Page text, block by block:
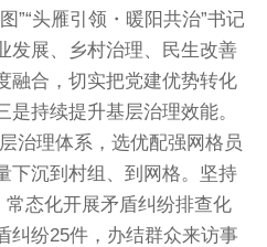
”“头雁引领・暖阳共治”书记
发展、乡村治理、民生改善
融合，切实把党建优势转化
持续提升基层治理效能。
治理体系，选优配强网格员
下沉到村组、到网格。坚持
常态化开展矛盾纠纷排查化
纠纷25件，办结群众来访事